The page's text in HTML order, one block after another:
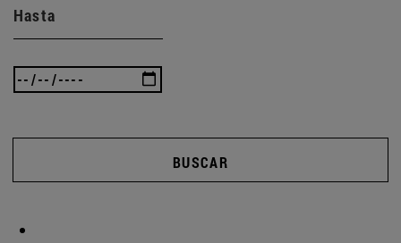
Hasta
BUSCAR